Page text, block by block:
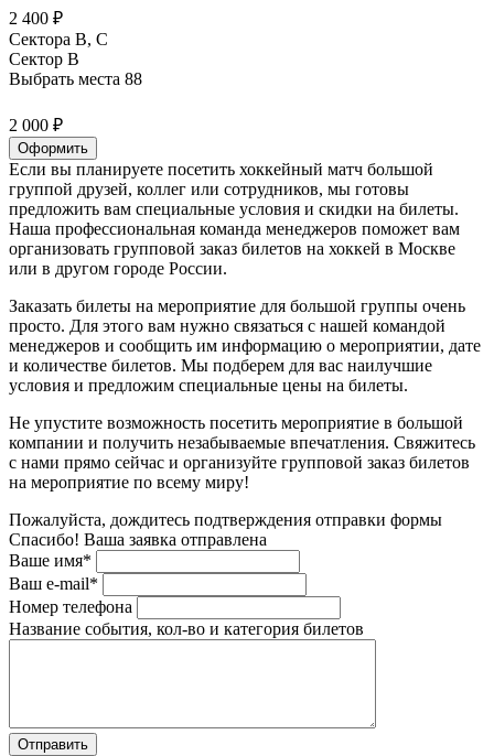
2 400 ₽
Сектора B, С
Сектор B
Выбрать места 88
2 000 ₽
Оформить
Если вы планируете посетить хоккейный матч большой
группой друзей, коллег или сотрудников, мы готовы
предложить вам специальные условия и скидки на билеты.
Наша профессиональная команда менеджеров поможет вам
организовать групповой заказ билетов на хоккей в Москве
или в другом городе России.
Заказать билеты на мероприятие для большой группы очень
просто. Для этого вам нужно связаться с нашей командой
менеджеров и сообщить им информацию о мероприятии, дате
и количестве билетов. Мы подберем для вас наилучшие
условия и предложим специальные цены на билеты.
Не упустите возможность посетить мероприятие в большой
компании и получить незабываемые впечатления. Свяжитесь
с нами прямо сейчас и организуйте групповой заказ билетов
на мероприятие по всему миру!
Пожалуйста, дождитесь подтверждения отправки формы
Спасибо! Ваша заявка отправлена
Ваше имя*
Ваш e-mail*
Номер телефона
Название события, кол-во и категория билетов